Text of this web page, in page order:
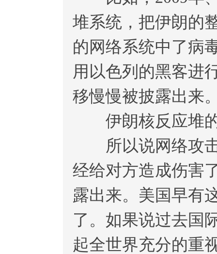
堆系统，把伊朗的
的网络系统中了病
用以色列的黑客进
移慢慢被披露出来
伊朗核反应堆的
所以说网络攻击
经给对方造成伤害
露出来。美国早有
了。如果说过去国
起全世界充分的重